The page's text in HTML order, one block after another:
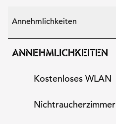
Annehmlichkeiten
ANNEHMLICHKEITEN
Kostenloses WLAN
Nichtraucher­zimmer